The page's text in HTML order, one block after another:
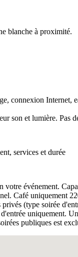
blanche à proximité.
connexion Internet,
son et lumière. Pas
services et durée
votre événement.
Café uniquement
privés (type soirée
uniquement.
publiques est